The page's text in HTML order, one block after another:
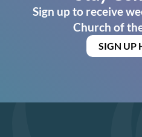
Sign up to receive
Church of
SIGN UP